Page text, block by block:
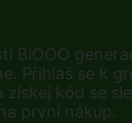
BiOOO
Přihlaš se k
získej kód se
na první nákup.